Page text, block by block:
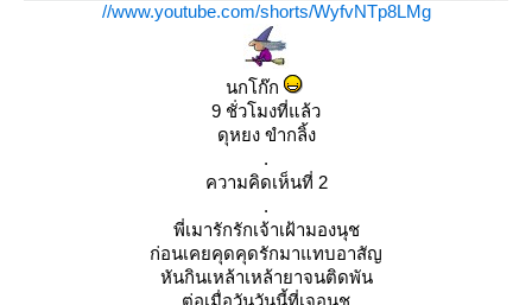
//www.youtube.com/shorts/WyfvNTp8LMg
นกโก๊ก
9 ชั่วโมงที่แล้ว
ดุหยง ขำกลิ้ง
.
ความคิดเห็นที่ 2
.
พี่เมารักรักเจ้าเฝ้ามองนุช
ก่อนเคยคุดคุดรักมาแทบอาสัญ
หันกินเหล้าเหล้ายาจนติดพัน